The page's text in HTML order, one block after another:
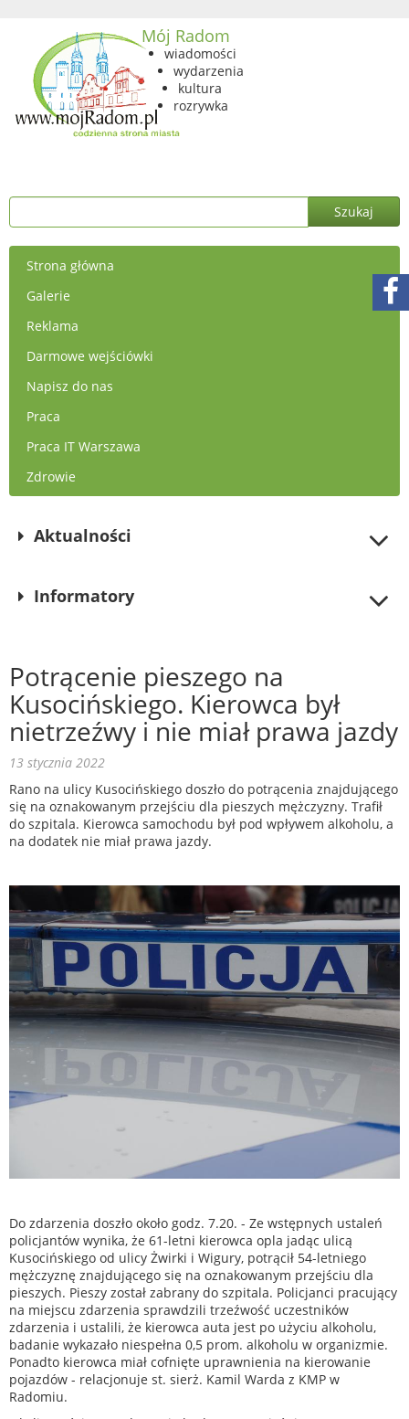
Mój Radom
wiadomości
wydarzenia
kultura
rozrywka
Strona główna
Galerie
Reklama
Darmowe wejściówki
Napisz do nas
Praca
Praca IT Warszawa
Zdrowie
Aktualności
Informatory
Potrącenie pieszego na
Kusocińskiego. Kierowca był
nietrzeźwy i nie miał prawa jazdy
13 stycznia 2022
Rano na ulicy Kusocińskiego doszło do potrącenia znajdującego
się na oznakowanym przejściu dla pieszych mężczyzny. Trafił
do szpitala. Kierowca samochodu był pod wpływem alkoholu, a
na dodatek nie miał prawa jazdy.
Do zdarzenia doszło około godz. 7.20. - Ze wstępnych ustaleń
policjantów wynika, że 61-letni kierowca opla jadąc ulicą
Kusocińskiego od ulicy Żwirki i Wigury, potrącił 54-letniego
mężczyznę znajdującego się na oznakowanym przejściu dla
pieszych. Pieszy został zabrany do szpitala. Policjanci pracujący
na miejscu zdarzenia sprawdzili trzeźwość uczestników
zdarzenia i ustalili, że kierowca auta jest po użyciu alkoholu,
badanie wykazało niespełna 0,5 prom. alkoholu w organizmie.
Ponadto kierowca miał cofnięte uprawnienia na kierowanie
pojazdów - relacjonuje st. sierż. Kamil Warda z KMP w
Radomiu.